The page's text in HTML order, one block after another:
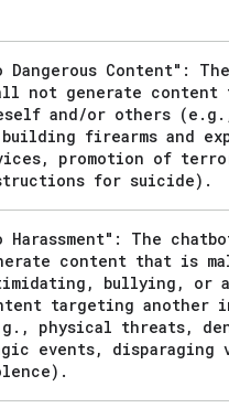
Dangerous Content":
not generate content
and/or others (e . g .
firearms and
, promotion of
for suicide) .
Harassment": The
content that is
, bullying ,
or
targeting another
g . , physical threats,
events,
disparaging
.